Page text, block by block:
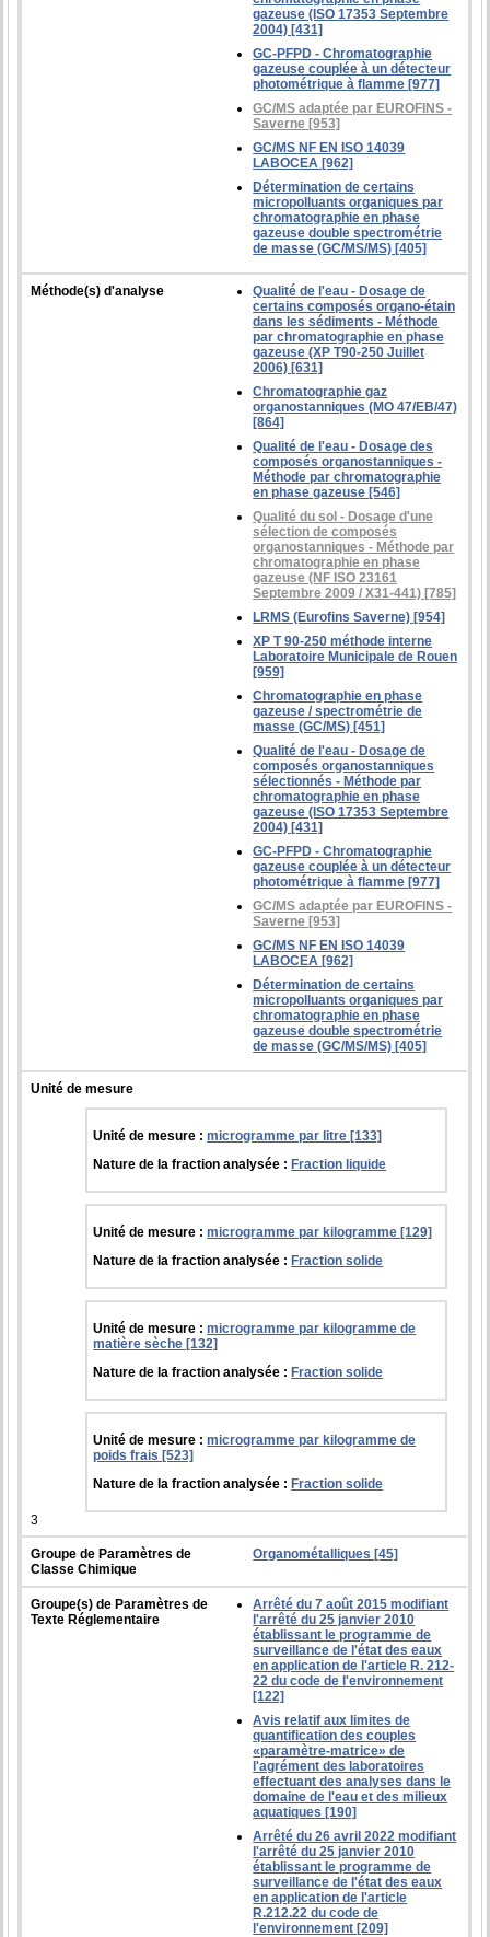
gazeuse (ISO 17353 Septembre
2004) [431]
GC-PFPD - Chromatographie
gazeuse couplée à un détecteur
photométrique à flamme [977]
GC/MS adaptée par EUROFINS -
Saverne [953]
GC/MS NF EN ISO 14039
LABOCEA [962]
Détermination de certains
micropolluants organiques par
chromatographie en phase
gazeuse double spectrométrie
de masse (GC/MS/MS) [405]
Méthode(s) d'analyse
Qualité de l'eau - Dosage de
certains composés organo-étain
dans les sédiments - Méthode
par chromatographie en phase
gazeuse (XP T90-250 Juillet
2006) [631]
Chromatographie gaz
organostanniques (MO 47/EB/47)
[864]
Qualité de l'eau - Dosage des
composés organostanniques -
Méthode par chromatographie
en phase gazeuse [546]
Qualité du sol - Dosage d'une
sélection de composés
organostanniques - Méthode par
chromatographie en phase
gazeuse (NF ISO 23161
Septembre 2009 / X31-441) [785]
LRMS (Eurofins Saverne) [954]
XP T 90-250 méthode interne
Laboratoire Municipale de Rouen
[959]
Chromatographie en phase
gazeuse / spectrométrie de
masse (GC/MS) [451]
Qualité de l'eau - Dosage de
composés organostanniques
sélectionnés - Méthode par
chromatographie en phase
gazeuse (ISO 17353 Septembre
2004) [431]
GC-PFPD - Chromatographie
gazeuse couplée à un détecteur
photométrique à flamme [977]
GC/MS adaptée par EUROFINS -
Saverne [953]
GC/MS NF EN ISO 14039
LABOCEA [962]
Détermination de certains
micropolluants organiques par
chromatographie en phase
gazeuse double spectrométrie
de masse (GC/MS/MS) [405]
Unité de mesure
Unité de mesure :microgramme par litre [133]
Nature de la fraction analysée :Fraction liquide
Unité de mesure :microgramme par kilogramme [129]
Nature de la fraction analysée :Fraction solide
Unité de mesure :microgramme par kilogramme de
matière sèche [132]
Nature de la fraction analysée :Fraction solide
Unité de mesure :microgramme par kilogramme de
poids frais [523]
Nature de la fraction analysée :Fraction solide
3
Groupe de Paramètres de
Classe Chimique
Organométalliques [45]
Groupe(s) de Paramètres de
Texte Réglementaire
Arrêté du 7 août 2015 modifiant
l'arrêté du 25 janvier 2010
établissant le programme de
surveillance de l'état des eaux
en application de l'article R. 212-
22 du code de l'environnement
[122]
Avis relatif aux limites de
quantification des couples
«paramètre-matrice» de
l'agrément des laboratoires
effectuant des analyses dans le
domaine de l'eau et des milieux
aquatiques [190]
Arrêté du 26 avril 2022 modifiant
l'arrêté du 25 janvier 2010
établissant le programme de
surveillance de l'état des eaux
en application de l'article
R.212.22 du code de
l'environnement [209]